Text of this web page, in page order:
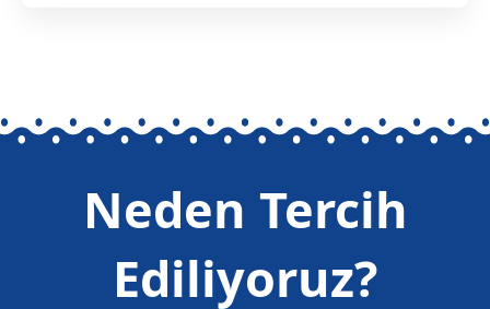
Neden Tercih
Ediliyoruz?